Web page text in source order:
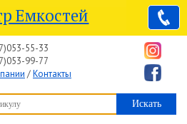
Емкостей
55-33
99-77
/Контакты
→